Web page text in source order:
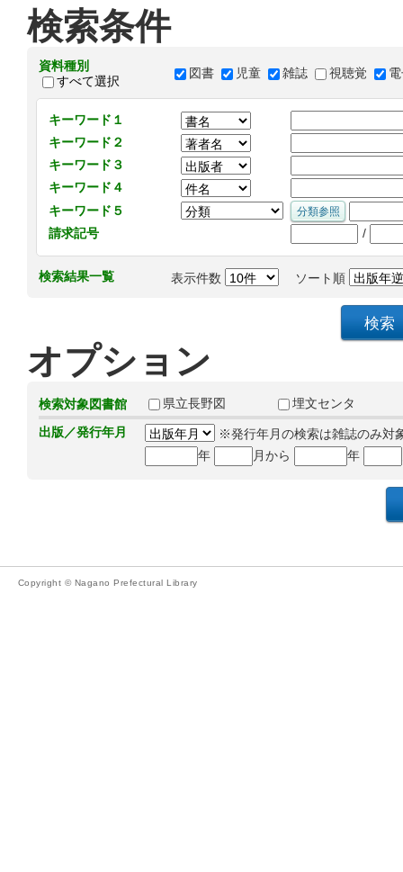
検索条件
資料種別
すべて選択
図書 児童 雑誌 視聴覚
キーワード１
キーワード２
キーワード３
キーワード４
キーワード５
請求記号
/
検索結果一覧 表示件数 ソート順
オプション
検索対象図書館 県立長野図
埋文センタ
出版／発行年月
※発行年月の検索は雑誌のみ対
年
月から 年
Copyright © Nagano Prefectural Library